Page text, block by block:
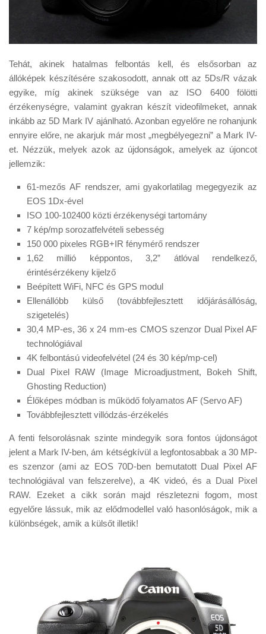
Tehát, akinek hatalmas felbontás kell, és elsősorban az
állóképek készítésére szakosodott, annak ott az 5Ds/R vázak
egyike, míg akinek szüksége van az ISO 6400 fölötti
érzékenységre, valamint gyakran készít videofilmeket, annak
inkább az 5D Mark IV ajánlható. Azonban egyelőre ne rohanjunk
ennyire előre, ne akarjuk már most „megbélyegezni” a Mark IV-
et. Nézzük, melyek azok az újdonságok, amelyek az újoncot
jellemzik:
61-mezős AF rendszer, ami gyakorlatilag megegyezik az
EOS 1Dx-ével
ISO 100-102400 közti érzékenységi tartomány
7 kép/mp sorozatfelvételi sebesség
150 000 pixeles RGB+IR fénymérő rendszer
1,62 millió képpontos, 3,2” átlóval rendelkező,
érintésérzékeny kijelző
Beépített WiFi, NFC és GPS modul
Ellenállóbb külső (továbbfejlesztett időjárásállóság,
szigetelés)
30,4 MP-es, 36 x 24 mm-es CMOS szenzor Dual Pixel AF
technológiával
4K felbontású videofelvétel (24 és 30 kép/mp-cel)
Dual Pixel RAW (Image Microadjustment, Bokeh Shift,
Ghosting Reduction)
Élőképes módban is működő folyamatos AF (Servo AF)
Továbbfejlesztett villódzás-érzékelés
A fenti felsorolásnak szinte mindegyik sora fontos újdonságot
jelent a Mark IV-ben, ám kétségkívül a legfontosabbak a 30 MP-
es szenzor (ami az EOS 70D-ben bemutatott Dual Pixel AF
technológiával van felszerelve), a 4K videó, és a Dual Pixel
RAW. Ezeket a cikk során majd részletezni fogom, most
egyelőre lássuk, mik az elődmodellel való hasonlóságok, mik a
különbségek, amik a külsőt illetik!